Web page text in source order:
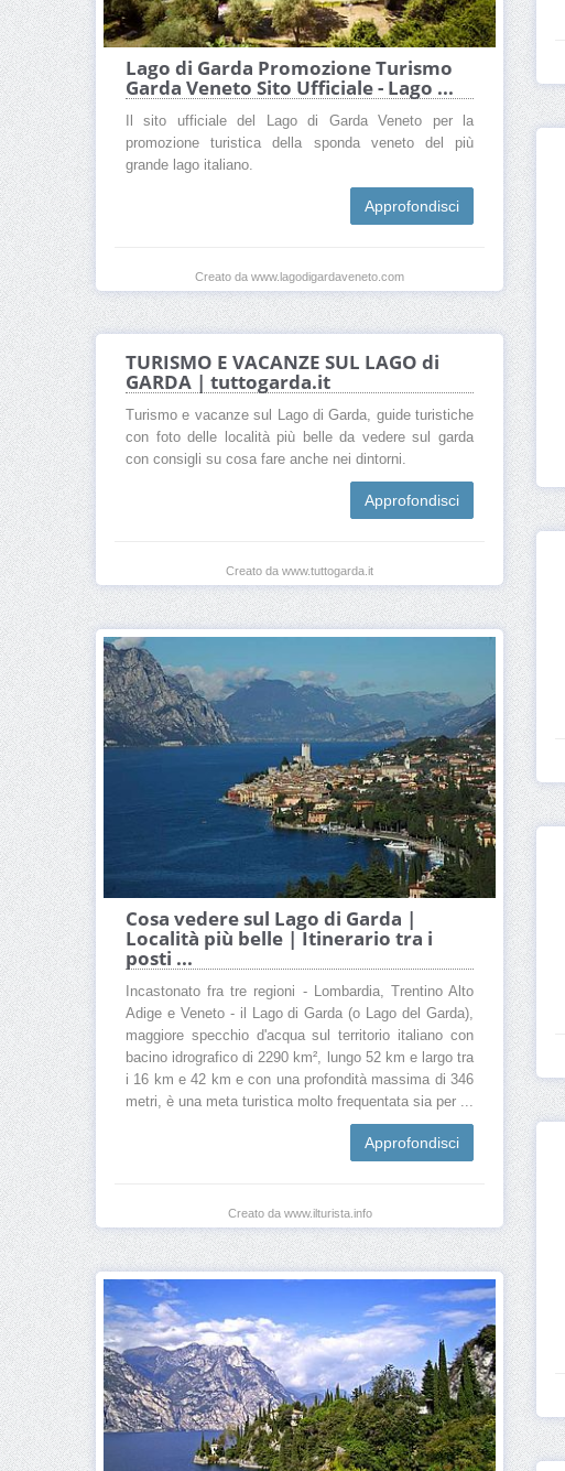
Lago di Garda Promozione Turismo
Garda Veneto Sito Ufficiale - Lago ...
Il sito ufficiale del Lago di Garda Veneto per la
promozione turistica della sponda veneto del più
grande lago italiano.
Approfondisci
Creato da www.lagodigardaveneto.com
TURISMO E VACANZE SUL LAGO di
GARDA | tuttogarda.it
Turismo e vacanze sul Lago di Garda, guide turistiche
con foto delle località più belle da vedere sul garda
con consigli su cosa fare anche nei dintorni.
Approfondisci
Creato da www.tuttogarda.it
Cosa vedere sul Lago di Garda |
Località più belle | Itinerario tra i
posti ...
Incastonato fra tre regioni - Lombardia, Trentino Alto
Adige e Veneto - il Lago di Garda (o Lago del Garda),
maggiore specchio d'acqua sul territorio italiano con
bacino idrografico di 2290 km², lungo 52 km e largo tra
i 16 km e 42 km e con una profondità massima di 346
metri, è una meta turistica molto frequentata sia per ...
Approfondisci
Creato da www.ilturista.info